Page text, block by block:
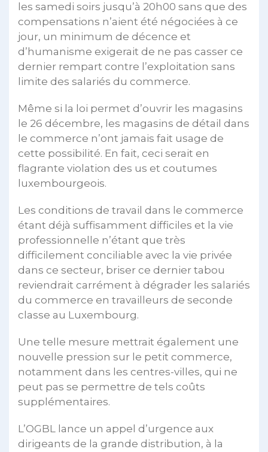
les samedi soirs jusqu’à 20h00 sans que des
compensations n’aient été négociées à ce
jour, un minimum de décence et
d’humanisme exigerait de ne pas casser ce
dernier rempart contre l’exploitation sans
limite des salariés du commerce.
Même si la loi permet d’ouvrir les magasins
le 26 décembre, les magasins de détail dans
le commerce n’ont jamais fait usage de
cette possibilité. En fait, ceci serait en
flagrante violation des us et coutumes
luxembourgeois.
Les conditions de travail dans le commerce
étant déjà suffisamment difficiles et la vie
professionnelle n’étant que très
difficilement conciliable avec la vie privée
dans ce secteur, briser ce dernier tabou
reviendrait carrément à dégrader les salariés
du commerce en travailleurs de seconde
classe au Luxembourg.
Une telle mesure mettrait également une
nouvelle pression sur le petit commerce,
notamment dans les centres-villes, qui ne
peut pas se permettre de tels coûts
supplémentaires.
L’OGBL lance un appel d’urgence aux
dirigeants de la grande distribution, à la